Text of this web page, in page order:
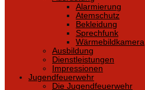
Alarmierung
Atemschutz
Bekleidung
Sprechfunk
Wärmebildkamera
Ausbildung
Dienstleistungen
Impressionen
Jugendfeuerwehr
Die Jugendfeuerwehr